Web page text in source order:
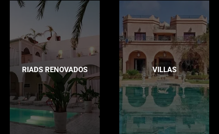
RIADS RENOVADOS VILLAS